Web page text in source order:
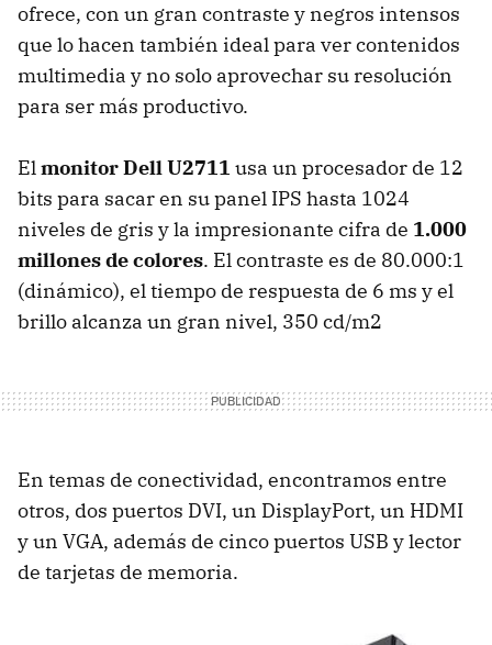
ofrece, con un gran contraste y negros intensos
que lo hacen también ideal para ver contenidos
multimedia y no solo aprovechar su resolución
para ser más productivo.
Elmonitor Dell U2711 usa un procesador de 12
bits para sacar en su panel IPS hasta 1024
niveles de gris y la impresionante cifra de 1.000
millones de colores. El contraste es de 80.000:1
(dinámico), el tiempo de respuesta de 6 ms y el
brillo alcanza un gran nivel, 350 cd/m2
En temas de conectividad, encontramos entre
otros, dos puertos DVI, un DisplayPort, un HDMI
y un VGA, además de cinco puertos USB y lector
de tarjetas de memoria.